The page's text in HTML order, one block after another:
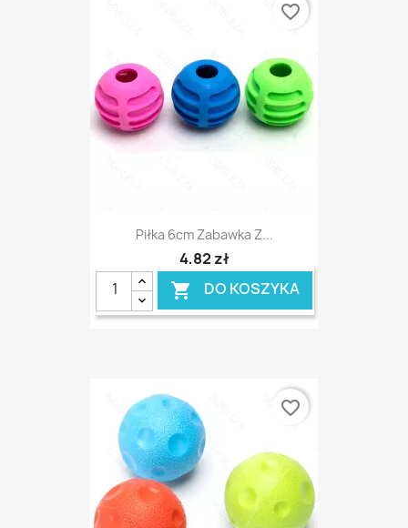
Piłka 6cm Zabawka Z...
4,82 zł
 DO KOSZYKA
favorite_border
favorite_border